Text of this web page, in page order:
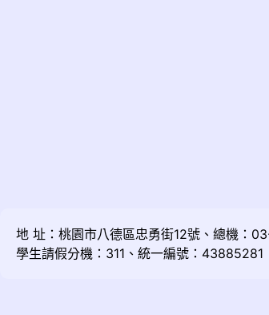
地 址：桃園市八德區忠勇街12號、總機：
學生請假分機：311、統一編號：43885281